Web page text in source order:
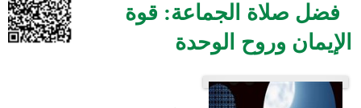
فضل صلاة الجماعة: قوة
الإيمان وروح الوحدة